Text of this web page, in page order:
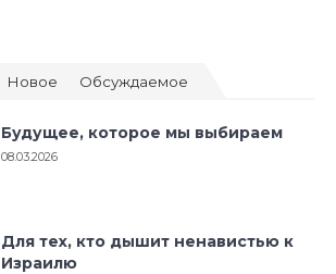
Новое Обсуждаемое
Будущее, которое мы выбираем
08.03.2026
Для тех, кто дышит ненавистью к
Израилю